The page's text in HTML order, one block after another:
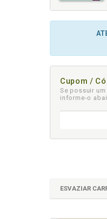
Cupom /
Se possuir
informe-o
ESVAZIAR